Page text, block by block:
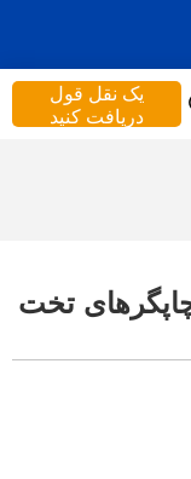
یک نقل قول
دریافت کنید
تخت